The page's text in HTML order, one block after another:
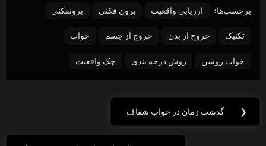
برچسب‌ها: ارزیابی واقعیت برون فکنی برونفکنی
تکنیک خروج از بدن خروج از جسم خواب
خواب روشن روش درجه بندی چک واقعیت
راهبری
نوشته
❮
Previous
گذشت زمان در خواب شفاف